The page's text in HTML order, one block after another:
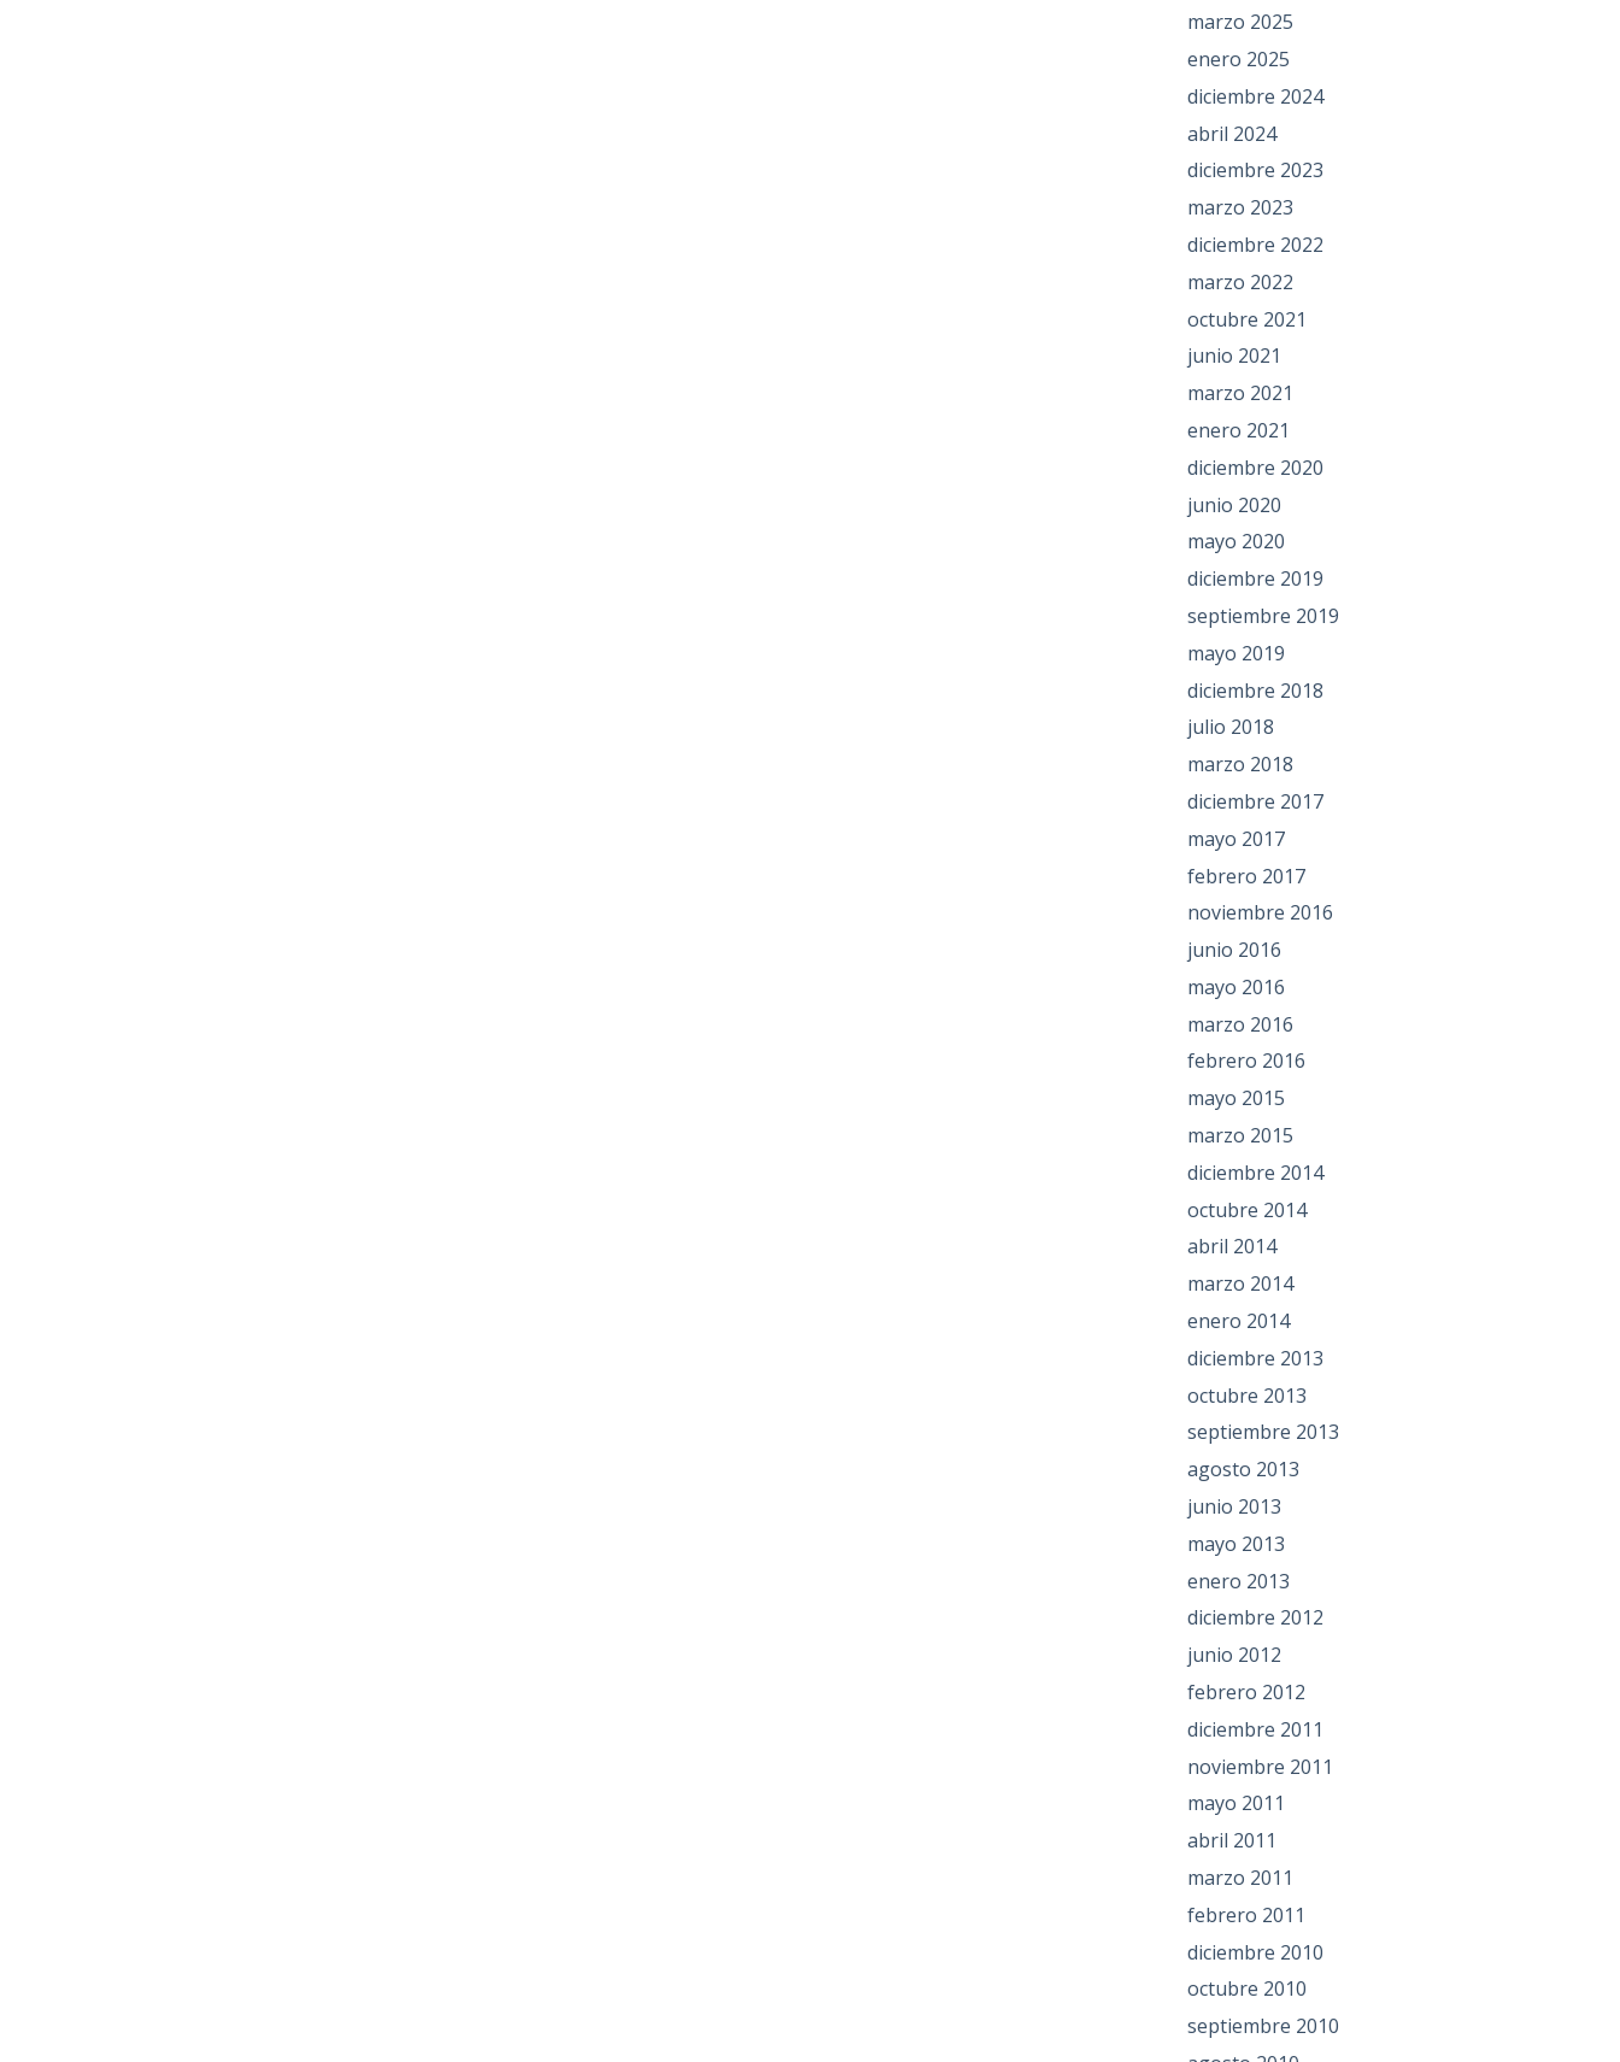
marzo 2025
enero 2025
diciembre 2024
abril 2024
diciembre 2023
marzo 2023
diciembre 2022
marzo 2022
octubre 2021
junio 2021
marzo 2021
enero 2021
diciembre 2020
junio 2020
mayo 2020
diciembre 2019
septiembre 2019
mayo 2019
diciembre 2018
julio 2018
marzo 2018
diciembre 2017
mayo 2017
febrero 2017
noviembre 2016
junio 2016
mayo 2016
marzo 2016
febrero 2016
mayo 2015
marzo 2015
diciembre 2014
octubre 2014
abril 2014
marzo 2014
enero 2014
diciembre 2013
octubre 2013
septiembre 2013
agosto 2013
junio 2013
mayo 2013
enero 2013
diciembre 2012
junio 2012
febrero 2012
diciembre 2011
noviembre 2011
mayo 2011
abril 2011
marzo 2011
febrero 2011
diciembre 2010
octubre 2010
septiembre 2010